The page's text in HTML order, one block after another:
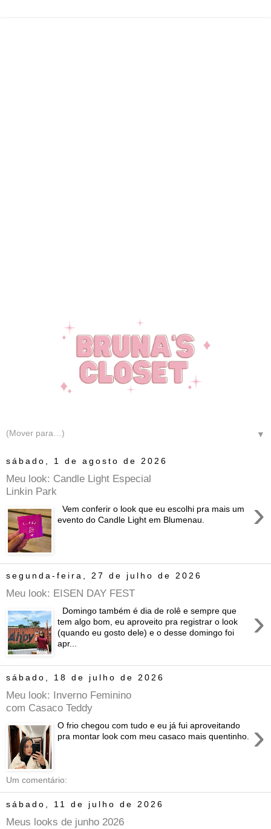
▼
sábado, 1 de agosto de 2026
Meu look: Candle Light Especial
Linkin Park
›
Vem conferir o look que eu escolhi pra mais um
evento do Candle Light em Blumenau.
segunda-feira, 27 de julho de 2026
Meu look: EISEN DAY FEST
›
Domingo também é dia de rolê e sempre que
tem algo bom, eu aproveito pra registrar o look
(quando eu gosto dele) e o desse domingo foi
apr...
sábado, 18 de julho de 2026
Meu look: Inverno Feminino
com Casaco Teddy
›
O frio chegou com tudo e eu já fui aproveitando
pra montar look com meu casaco mais quentinho.
Um comentário:
sábado, 11 de julho de 2026
Meus looks de junho 2026